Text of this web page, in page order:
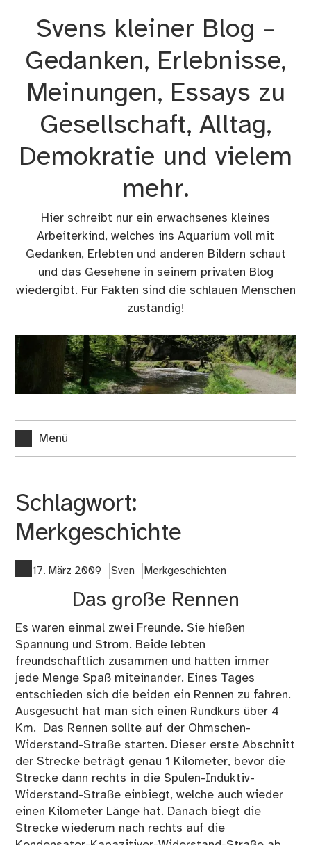
Svens kleiner Blog –
Gedanken, Erlebnisse,
Meinungen, Essays zu
Gesellschaft, Alltag,
Demokratie und vielem
mehr.
Hier schreibt nur ein erwachsenes kleines
Arbeiterkind, welches ins Aquarium voll mit
Gedanken, Erlebten und anderen Bildern schaut
und das Gesehene in seinem privaten Blog
wiedergibt. Für Fakten sind die schlauen Menschen
zuständig!
Menü
Schlagwort:
Merkgeschichte
17. März 2009 Sven Merkgeschichten
Das große Rennen
Es waren einmal zwei Freunde. Sie hießen
Spannung und Strom. Beide lebten
freundschaftlich zusammen und hatten immer
jede Menge Spaß miteinander. Eines Tages
entschieden sich die beiden ein Rennen zu fahren.
Ausgesucht hat man sich einen Rundkurs über 4
Km. Das Rennen sollte auf der Ohmschen-
Widerstand-Straße starten. Dieser erste Abschnitt
der Strecke beträgt genau 1 Kilometer, bevor die
Strecke dann rechts in die Spulen-Induktiv-
Widerstand-Straße einbiegt, welche auch wieder
einen Kilometer Länge hat. Danach biegt die
Strecke wiederum nach rechts auf die